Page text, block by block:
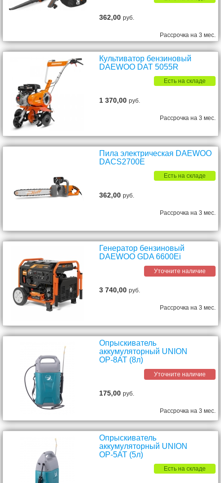
362,00руб.
Рассрочка на 3 мес.
Культиватор бензиновый
DAEWOO DAT 5055R
Есть на складе
1 370,00руб.
Рассрочка на 3 мес.
Пила электрическая DAEWOO
DACS2700E
Есть на складе
362,00руб.
Рассрочка на 3 мес.
Генератор бензиновый
DAEWOO GDA 6600Ei
Уточните наличие
3 740,00руб.
Рассрочка на 3 мес.
Опрыскиватель
аккумуляторный UNION
ОР-8АТ (8л)
Уточните наличие
175,00руб.
Рассрочка на 3 мес.
Опрыскиватель
аккумуляторный UNION
ОР-5АТ (5л)
Есть на складе